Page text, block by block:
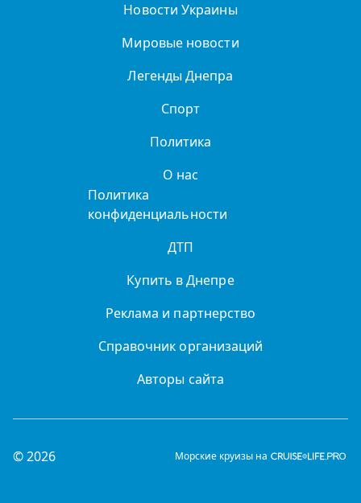
Новости Украины
Мировые новости
Легенды Днепра
Спорт
Политика
О нас
Политика
конфиденциальности
ДТП
Купить в Днепре
Реклама и партнерство
Справочник организаций
Авторы сайта
© 2026 Морские круизы на